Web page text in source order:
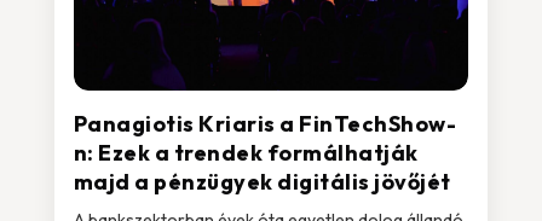
Panagiotis Kriaris a FinTechShow-
n: Ezek a trendek formálhatják
majd a pénzügyek digitális jövőjét